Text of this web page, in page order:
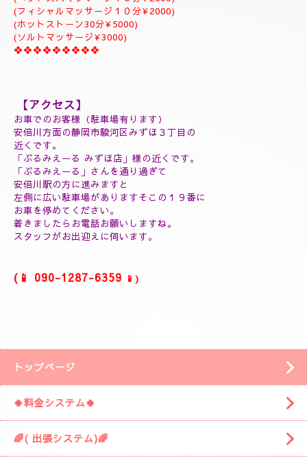
(リフレクソロジートリートメント30分¥5000)
(ヘッドスパマッサージ１０分¥2000)
(フィシャルマッサージ１０分¥2000)
(ホットストーン30分¥5000)
【アクセス】
お車でのお客様（駐車場有ります）
安倍川方面の静岡市駿河区みずほ３丁目の
近くです。
「ぷるみえーる みずほ店」
「ぷるみえーる」さんを通り過ぎて
安倍川駅の方に進みますと
左側に広い駐車場がありますそこの１９番に
お車を停めてください。